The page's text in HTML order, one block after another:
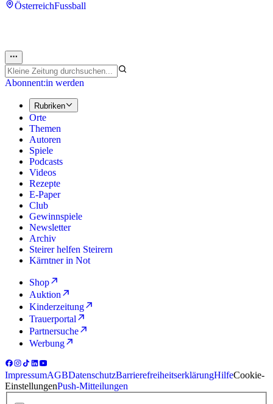
ÖsterreichFussball
Abonnent:in werden
Rubriken
Orte
Themen
Autoren
Spiele
Podcasts
Videos
Rezepte
E-Paper
Club
Gewinnspiele
Newsletter
Archiv
Steirer helfen Steirern
Kärntner in Not
Shop
Auktion
Kinderzeitung
Trauerportal
Partnersuche
Werbung
ImpressumAGBDatenschutzBarrierefreiheitserklärungHilfeCookie-
EinstellungenPush-Mitteilungen